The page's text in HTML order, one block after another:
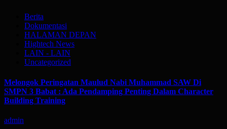
Berita
Dokumentasi
HALAMAN DEPAN
Hightech News
LAIN - LAIN
Uncategorized
Melongok Peringatan Maulud Nabi Muhammad SAW Di
SMPN 3 Babat : Ada Pendamping Penting Dalam Character
Building Training
admin